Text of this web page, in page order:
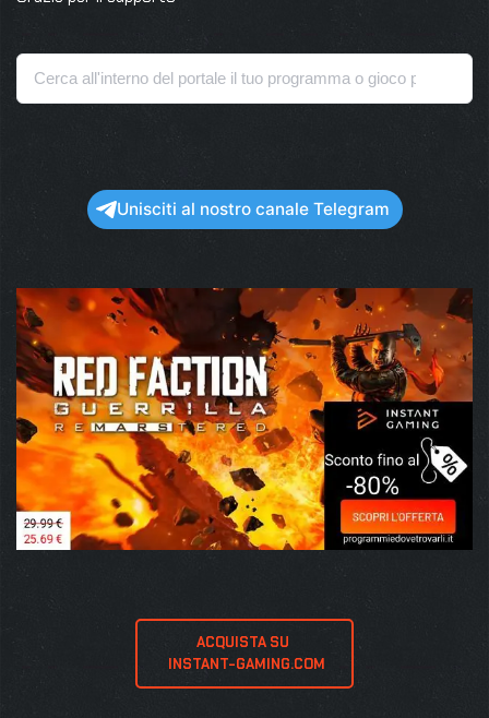
Unisciti al nostro canale Telegram
ACQUISTA SU
INSTANT-GAMING.COM